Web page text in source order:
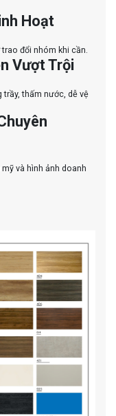
Hoạt
đổi nhóm khi cần.
Vượt Trội
trầy, thấm nước, dễ vệ
và hình ảnh doanh